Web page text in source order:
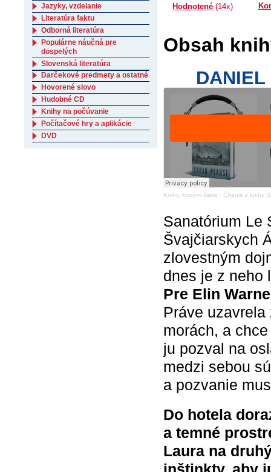
Hodnotené (14x)
Obsah
Knihy, ktorými žijete · Čítanie z knihy
Sanatórium Le
Švajčiarskych
zlovestným
dnes je z neho
Pre Elin
Práve
morách, a
ju pozval na
medzi sebou
a pozvanie
Do hotela
a temné
Laura na
Jazyky, vzdelanie
Literatúra faktu
Odborná literatúra
Populárne náučná pre
dospelých
Slovenská literatúra
Darčekové predmety a ostatné
Hovorené slovo
Hudobné CD
Knihy na počúvanie
Počítačové hry a aplikácie
DVD